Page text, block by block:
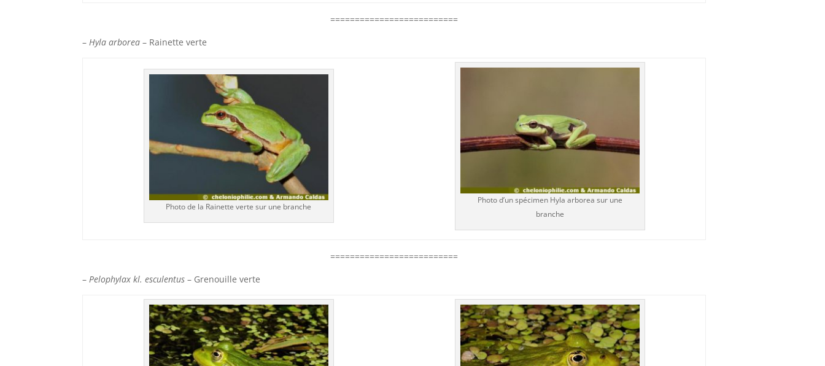
==========================
–Hyla arborea– Rainette verte
Photo de la Rainette verte sur une branche
Photo d’un spécimen Hyla arborea sur une
branche
==========================
–Pelophylax kl. esculentus – Grenouille verte